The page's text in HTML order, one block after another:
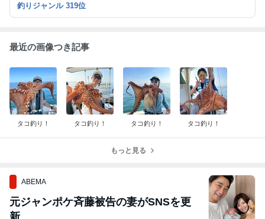
ます。
釣りジャンル 319位
最近の画像つき記事
タコ釣り！ タコ釣り！ タコ釣り！ タコ釣り！
もっと見る
ABEMA
元ジャンポケ斉藤被告の妻がSNSを更
新